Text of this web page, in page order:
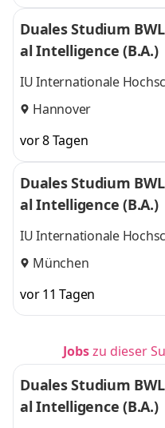
Duales Studium
al Intelligence (B.A.)
IU Internationale
Hannover
vor 8 Tagen
Duales Studium
al Intelligence (B.A.)
IU Internationale
München
vor 11 Tagen
Jobszu dieser
Duales Studium
al Intelligence (B.A.)